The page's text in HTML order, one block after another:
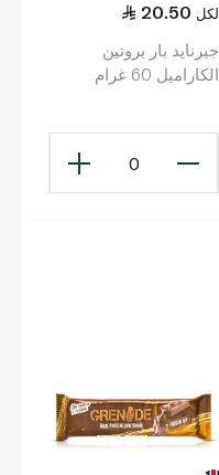
20.50 لكل
جيرنايد بار بروتين
الكاراميل 60 غرام
0